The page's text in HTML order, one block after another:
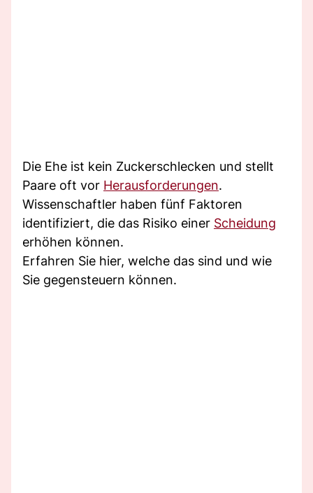
Die Ehe ist kein Zuckerschlecken und stellt
Paare oft vor Herausforderungen.
Wissenschaftler haben fünf Faktoren
identifiziert, die das Risiko einer Scheidung
erhöhen können.
Erfahren Sie hier, welche das sind und wie
Sie gegensteuern können.